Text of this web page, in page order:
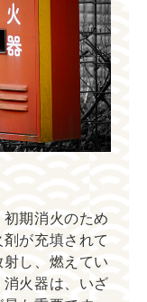
期消火のため
が充填されて
し、燃えてい
火器は、いざ